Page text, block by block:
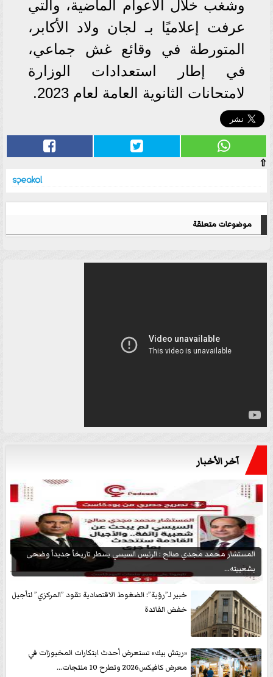
وشغب خلال الأعوام الماضية، والتي
عرفت إعلاميًا بـ لجان ولاد الأكابر،
المتورطة في وقائع غش جماعي،
في إطار استعدادات الوزارة
لامتحانات الثانوية العامة لعام 2023.
⇧
موضوعات متعلقة
آخر الأخبار
المستشار محمد مجدي صالح : الرئيس السيسي يسطر تاريخاً جديداً وضحى
بشعبيته...
خبير لـ”رؤية”: الضغوط الاقتصادية تقود ”المركزي” لتأجيل
خفض الفائدة
«ريتش بيك» تستعرض أحدث ابتكارات المخبوزات في
معرض كافيكس2026 وتطرح 10 منتجات...